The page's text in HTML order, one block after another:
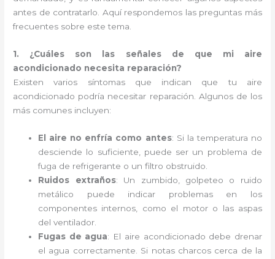
antes de contratarlo. Aquí respondemos las preguntas más
frecuentes sobre este tema.
1. ¿Cuáles son las señales de que mi aire
acondicionado necesita reparación?
Existen varios síntomas que indican que tu aire
acondicionado podría necesitar reparación. Algunos de los
más comunes incluyen:
El aire no enfría como antes: Si la temperatura no
desciende lo suficiente, puede ser un problema de
fuga de refrigerante o un filtro obstruido.
Ruidos extraños: Un zumbido, golpeteo o ruido
metálico puede indicar problemas en los
componentes internos, como el motor o las aspas
del ventilador.
Fugas de agua: El aire acondicionado debe drenar
el agua correctamente. Si notas charcos cerca de la